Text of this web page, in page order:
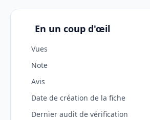
En un coup d'œil
Vues
Note
Avis
Date de création de la fiche
Dernier audit de vérification